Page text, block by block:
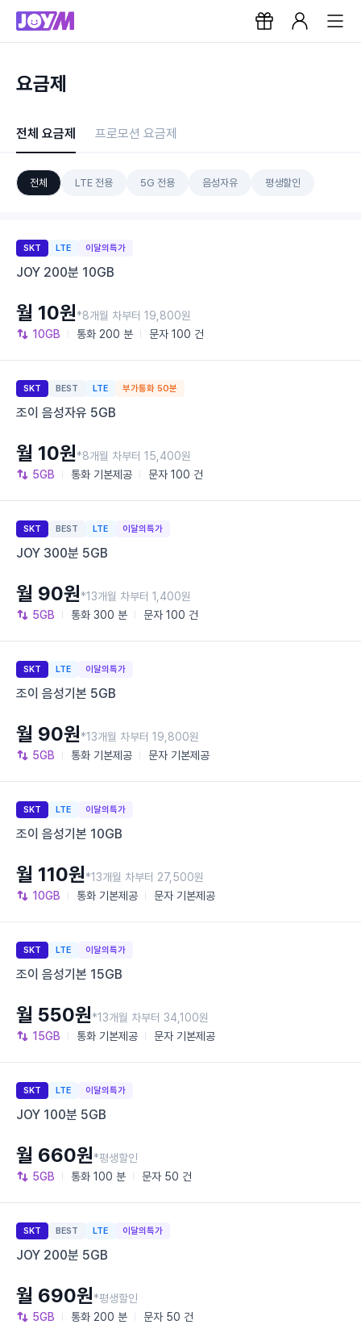
요금제
전체 요금제 프로모션 요금제
전체 LTE 전용 5G 전용 음성자유 평생할인
SKT LTE 이달의특가
JOY 200분 10GB
10GB 통화 200 분 문자 100 건
월 10원*8개월 차부터 19,800원
SKT BEST LTE 부가통화 50분
조이 음성자유 5GB
5GB 통화 기본제공 문자 100 건
월 10원*8개월 차부터 15,400원
SKT BEST LTE 이달의특가
JOY 300분 5GB
5GB 통화 300 분 문자 100 건
월 90원*13개월 차부터 1,400원
SKT LTE 이달의특가
조이 음성기본 5GB
5GB 통화 기본제공 문자 기본제공
월 90원*13개월 차부터 19,800원
SKT LTE 이달의특가
조이 음성기본 10GB
10GB 통화 기본제공 문자 기본제공
월 110원*13개월 차부터 27,500원
SKT LTE 이달의특가
조이 음성기본 15GB
15GB 통화 기본제공 문자 기본제공
월 550원*13개월 차부터 34,100원
SKT LTE 이달의특가
JOY 100분 5GB
5GB 통화 100 분 문자 50 건
월 660원*평생할인
SKT BEST LTE 이달의특가
JOY 200분 5GB
5GB 통화 200 분 문자 50 건
월 690원*평생할인